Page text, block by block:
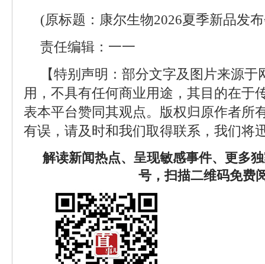
(原标题：康尔生物2026夏季新品发
责任编辑：一一
【特别声明：部分文字及图片来源
用，不具有任何商业用途，其目的在于
表本平台赞同其观点。版权归原作者所
有误，请及时和我们取得联系，我们将
解读新闻热点、呈现敏感事件、更多
号，扫描二维码免费